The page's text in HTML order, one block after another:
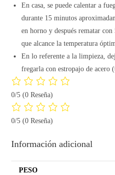
En casa, se puede calentar a
durante 15 minutos
en horno y después rematar
que alcance la temperatura
En lo referente a la limpieza,
fregarla con estropajo de acero
0/5(0 Reseña)
0/5(0 Reseña)
Información adicional
PESO